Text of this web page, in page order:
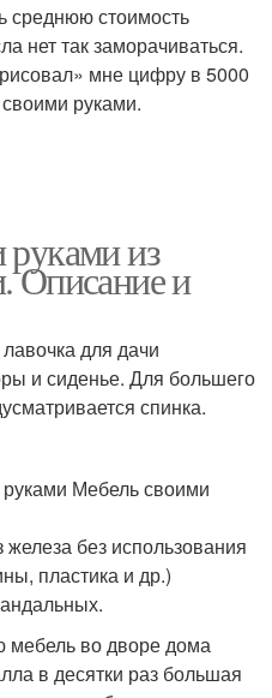
среднюю стоимость
нет так заморачиваться.
мне цифру в 5000
своими руками.
из
Описание и
для дачи
и сиденье. Для большего
спинка.
Мебель своими
без использования
пластика и др.)
мебель во дворе дома
в десятки раз большая